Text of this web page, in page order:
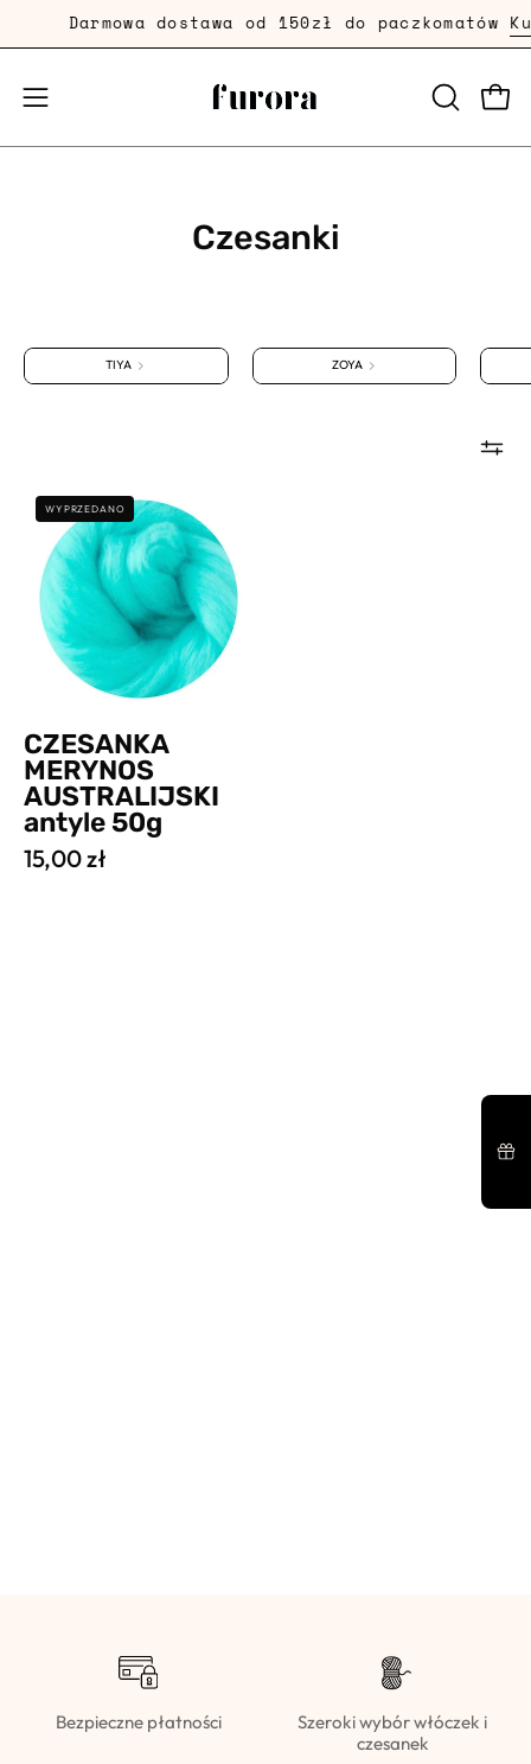
dalej
Darmowa dostawa od 150zł do paczkomatów
Przełącznik
menu
OTWÓRZ
Czesanki
TIYA ZOYA
CZESANKA
MERYNOS
AUSTRALIJSKI
antyle
50g
WYPRZEDANO
CZESANKA
MERYNOS
AUSTRALIJSKI
antyle 50g
15,00 zł
Bezpieczne płatności
Szeroki wybór włóczek i
czesanek